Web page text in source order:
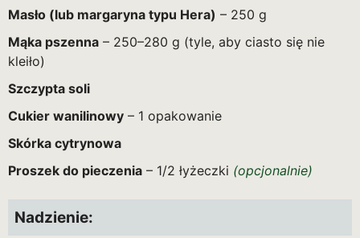
Masło (lub margaryna typu Hera) – 250 g
Mąka pszenna – 250–280 g (tyle, aby ciasto się nie
kleiło)
Szczypta soli
Cukier wanilinowy – 1 opakowanie
Skórka cytrynowa
Proszek do pieczenia – 1/2 łyżeczki (opcjonalnie)
Nadzienie: